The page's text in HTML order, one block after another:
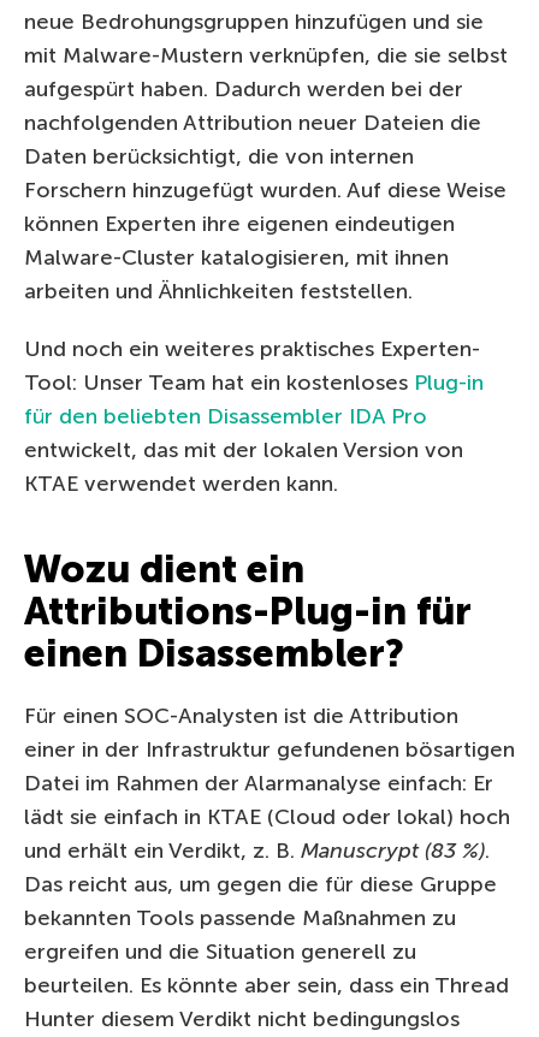
neue Bedrohungsgruppen hinzufügen und sie
mit Malware-Mustern verknüpfen, die sie selbst
aufgespürt haben. Dadurch werden bei der
nachfolgenden Attribution neuer Dateien die
Daten berücksichtigt, die von internen
Forschern hinzugefügt wurden. Auf diese Weise
können Experten ihre eigenen eindeutigen
Malware-Cluster katalogisieren, mit ihnen
arbeiten und Ähnlichkeiten feststellen.
Und noch ein weiteres praktisches Experten-
Tool: Unser Team hat ein kostenloses Plug-in
für den beliebten Disassembler IDA Pro
entwickelt, das mit der lokalen Version von
KTAE verwendet werden kann.
Wozu dient ein
Attributions-Plug-in für
einen Disassembler?
Für einen SOC-Analysten ist die Attribution
einer in der Infrastruktur gefundenen bösartigen
Datei im Rahmen der Alarmanalyse einfach: Er
lädt sie einfach in KTAE (Cloud oder lokal) hoch
und erhält ein Verdikt, z. B. Manuscrypt (83 %).
Das reicht aus, um gegen die für diese Gruppe
bekannten Tools passende Maßnahmen zu
ergreifen und die Situation generell zu
beurteilen. Es könnte aber sein, dass ein Thread
Hunter diesem Verdikt nicht bedingungslos